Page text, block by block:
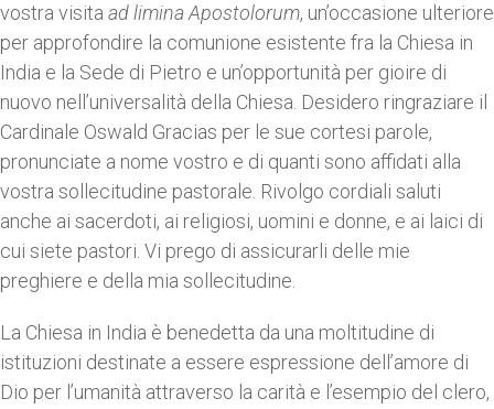
vostra visita ad limina Apostolorum, un’occasione ulteriore
per approfondire la comunione esistente fra la Chiesa in
India e la Sede di Pietro e un’opportunità per gioire di
nuovo nell’universalità della Chiesa. Desidero ringraziare il
Cardinale Oswald Gracias per le sue cortesi parole,
pronunciate a nome vostro e di quanti sono affidati alla
vostra sollecitudine pastorale. Rivolgo cordiali saluti
anche ai sacerdoti, ai religiosi, uomini e donne, e ai laici di
cui siete pastori. Vi prego di assicurarli delle mie
preghiere e della mia sollecitudine.
La Chiesa in India è benedetta da una moltitudine di
istituzioni destinate a essere espressione dell’amore di
Dio per l’umanità attraverso la carità e l’esempio del clero,